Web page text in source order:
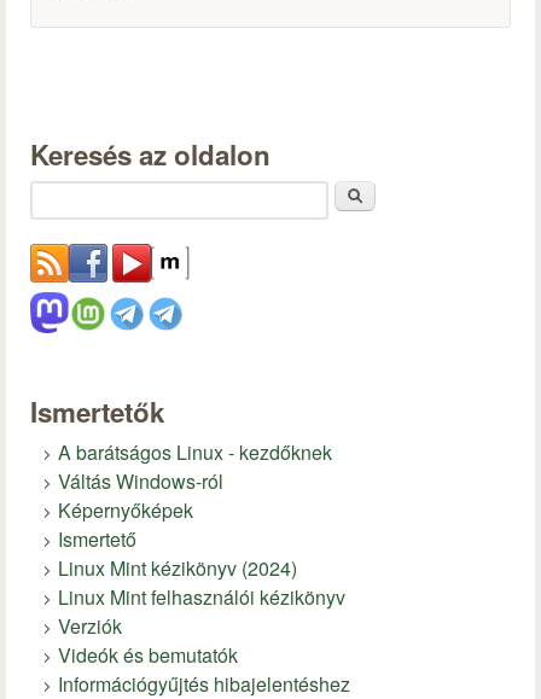
Keresés az oldalon
Ismertetők
A barátságos Linux - kezdőknek
Váltás Windows-ról
Képernyőképek
Ismertető
Linux Mint kézikönyv (2024)
Linux Mint felhasználói kézikönyv
Verziók
Videók és bemutatók
Információgyűjtés hibajelentéshez